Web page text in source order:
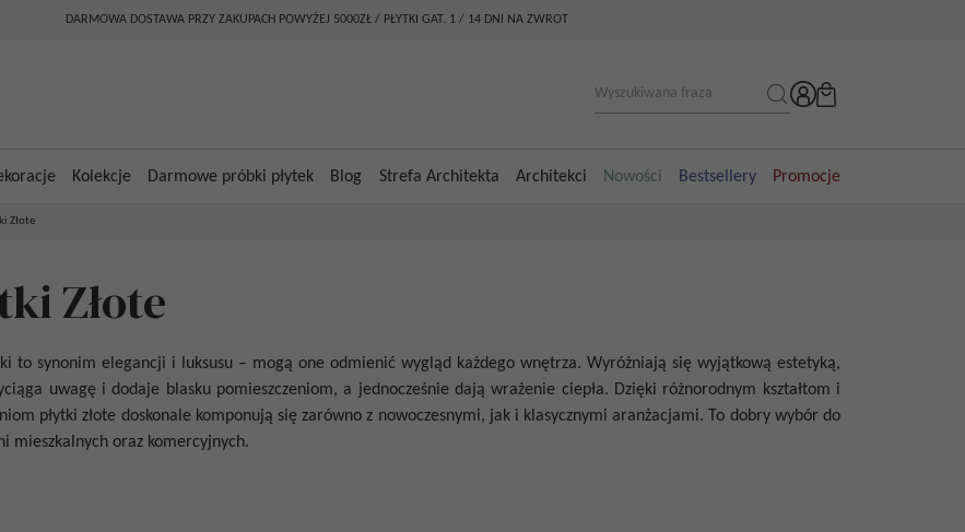
DARMOWA DOSTAWA PRZY ZAKUPACH POWYŻEJ 5000ZŁ / PŁYTKI GAT. 1 / 14 DNI NA ZWROT
Kolekcje Darmowe próbki płytek Blog Strefa Architekta Architekci Nowości Bestsellery Promocje
Złote
Złote
to synonim elegancji i luksusu – mogą one odmienić wygląd każdego wnętrza. Wyróżniają się wyjątkową estetyką,
uwagę i dodaje blasku pomieszczeniom, a jednocześnie dają wrażenie ciepła. Dzięki różnorodnym kształtom i
płytki złote doskonale komponują się zarówno z nowoczesnymi, jak i klasycznymi aranżacjami. To dobry wybór do
mieszkalnych oraz komercyjnych.